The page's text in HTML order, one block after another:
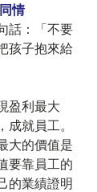
情
話：「不要
孩子抱來給
盈利最大
就員工。
大的價值是
要靠員工的
的業績證明